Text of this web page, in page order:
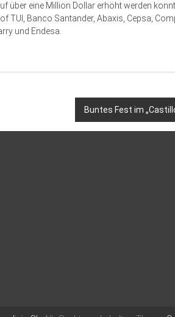
über eine Million Dollar erhöht werden
TUI, Banco Santander, Abaxis, Cepsa,
und Endesa.
Buntes Fest im